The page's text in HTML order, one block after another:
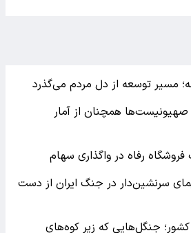
مسیر توسعه از دل مردم می‌گذرد
همچنان از آمار
رفاه در واگذاری سهام
دستکم 7 هواپیمای سرنشین‌دار در جنگ ایران از دست
جنگل‌هایی که زیر کوه‌های